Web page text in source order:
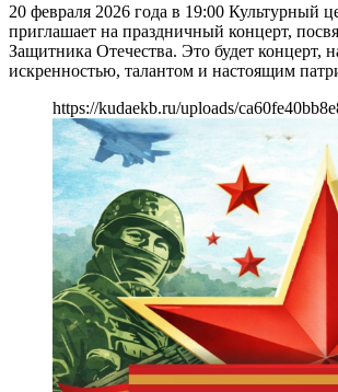
20 февраля 2026 года в 19:00 Культурный
приглашает на праздничный концерт,
Защитника Отечества. Это будет концерт,
искренностью, талантом и настоящим
https://kudaekb.ru/uploads/